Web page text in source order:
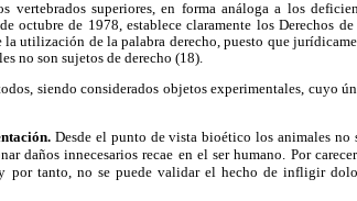
superiores, en forma análoga a los
octubre de 1978, establece claramente los Derechos de
la utilización de la palabra derecho, puesto que
no son sujetos de derecho (18).
siendo considerados objetos experimentales, cuyo
Desde el punto de vista bioético los animales no
daños innecesarios recae en el ser humano. Por
por tanto, no se puede validar el hecho de infligir